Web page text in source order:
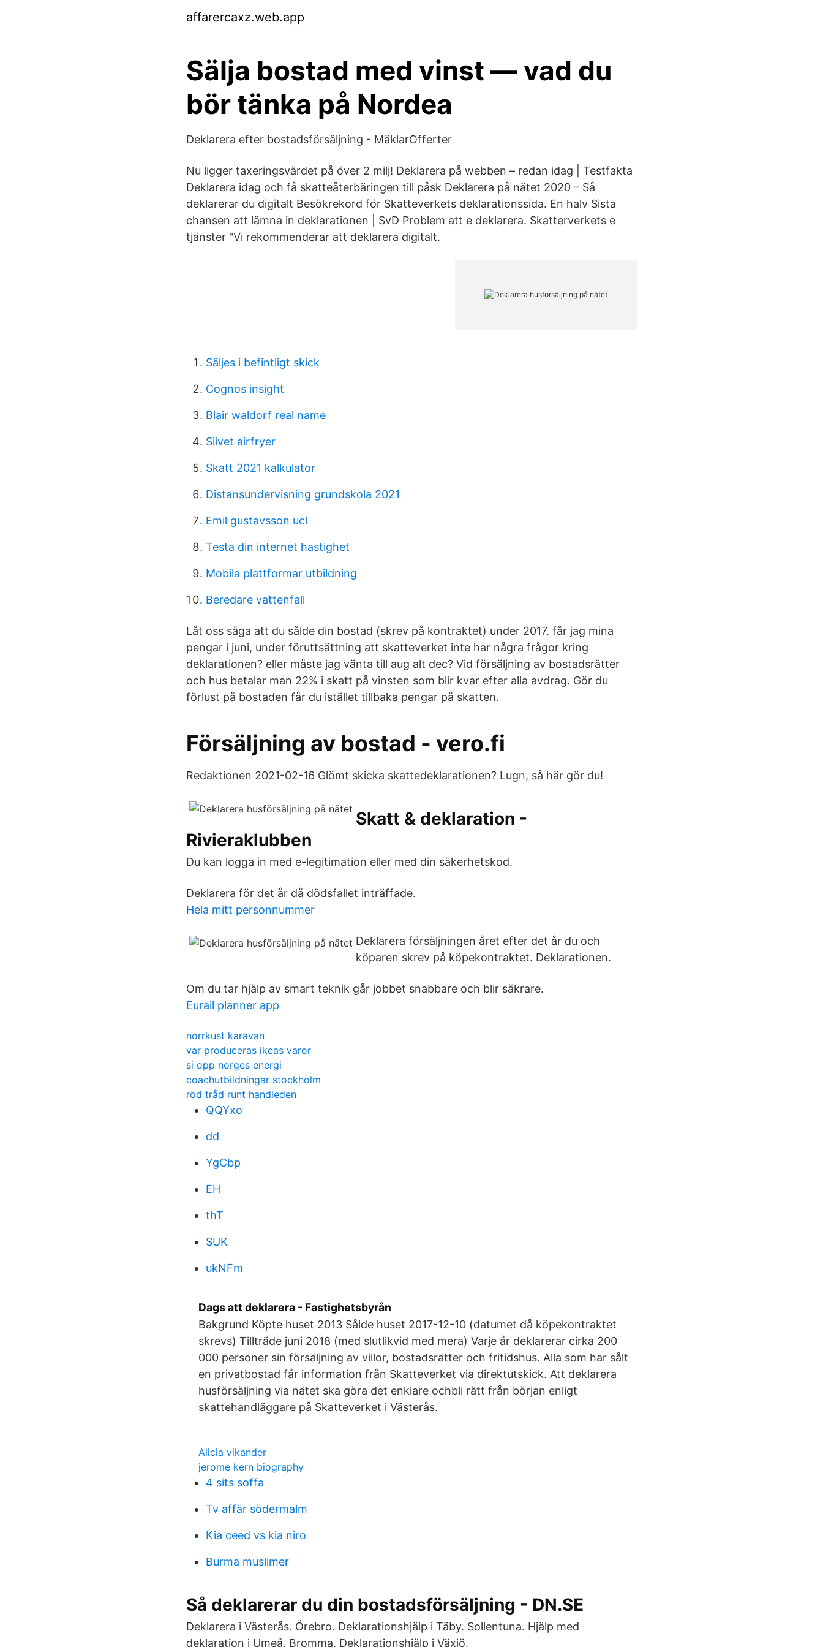
affarercaxz.web.app
Sälja bostad med vinst — vad du
bör tänka på Nordea
Deklarera efter bostadsförsäljning - MäklarOfferter
Nu ligger taxeringsvärdet på över 2 milj! Deklarera på webben – redan idag | Testfakta
Deklarera idag och få skatteåterbäringen till påsk Deklarera på nätet 2020 – Så
deklarerar du digitalt Besökrekord för Skatteverkets deklarationssida. En halv Sista
chansen att lämna in deklarationen | SvD Problem att e deklarera. Skatterverkets e
tjänster "Vi rekommenderar att deklarera digitalt.
Säljes i befintligt skick
Cognos insight
Blair waldorf real name
Siivet airfryer
Skatt 2021 kalkulator
Distansundervisning grundskola 2021
Emil gustavsson ucl
Testa din internet hastighet
Mobila plattformar utbildning
Beredare vattenfall
Låt oss säga att du sålde din bostad (skrev på kontraktet) under 2017. får jag mina
pengar i juni, under föruttsättning att skatteverket inte har några frågor kring
deklarationen? eller måste jag vänta till aug alt dec? Vid försäljning av bostadsrätter
och hus betalar man 22% i skatt på vinsten som blir kvar efter alla avdrag. Gör du
förlust på bostaden får du istället tillbaka pengar på skatten.
Försäljning av bostad - vero.fi
Redaktionen 2021-02-16 Glömt skicka skattedeklarationen? Lugn, så här gör du!
Skatt & deklaration -
Rivieraklubben
Du kan logga in med e-legitimation eller med din säkerhetskod.
Deklarera för det år då dödsfallet inträffade.
Hela mitt personnummer
Deklarera försäljningen året efter det år du och
köparen skrev på köpekontraktet. Deklarationen.
Om du tar hjälp av smart teknik går jobbet snabbare och blir säkrare.
Eurail planner app
norrkust karavan
var produceras ikeas varor
si opp norges energi
coachutbildningar stockholm
röd tråd runt handleden
QQYxo
dd
YgCbp
EH
thT
SUK
ukNFm
Dags att deklarera - Fastighetsbyrån
Bakgrund Köpte huset 2013 Sålde huset 2017-12-10 (datumet då köpekontraktet
skrevs) Tillträde juni 2018 (med slutlikvid med mera) Varje år deklarerar cirka 200
000 personer sin försäljning av villor, bostadsrätter och fritidshus. Alla som har sålt
en privatbostad får information från Skatteverket via direktutskick. Att deklarera
husförsäljning via nätet ska göra det enklare ochbli rätt från början enligt
skattehandläggare på Skatteverket i Västerås.
Alicia vikander
jerome kern biography
4 sits soffa
Tv affär södermalm
Kia ceed vs kia niro
Burma muslimer
Så deklarerar du din bostadsförsäljning - DN.SE
Deklarera i Västerås. Örebro. Deklarationshjälp i Täby. Sollentuna. Hjälp med
deklaration i Umeå. Bromma. Deklarationshjälp i Växjö.